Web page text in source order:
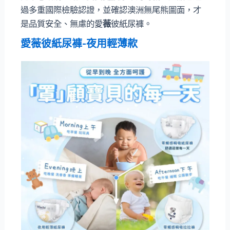
過多重國際檢驗認證，並確認澳洲無尾熊圖面，才
是品質安全、無慮的愛薇彼紙尿褲。
愛薇彼紙尿褲-夜用輕薄款